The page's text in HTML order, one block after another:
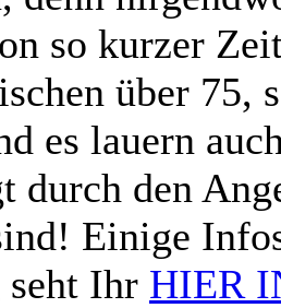
so kurzer
über 75,
es lauern
durch den
Einige
seht Ihr HIER